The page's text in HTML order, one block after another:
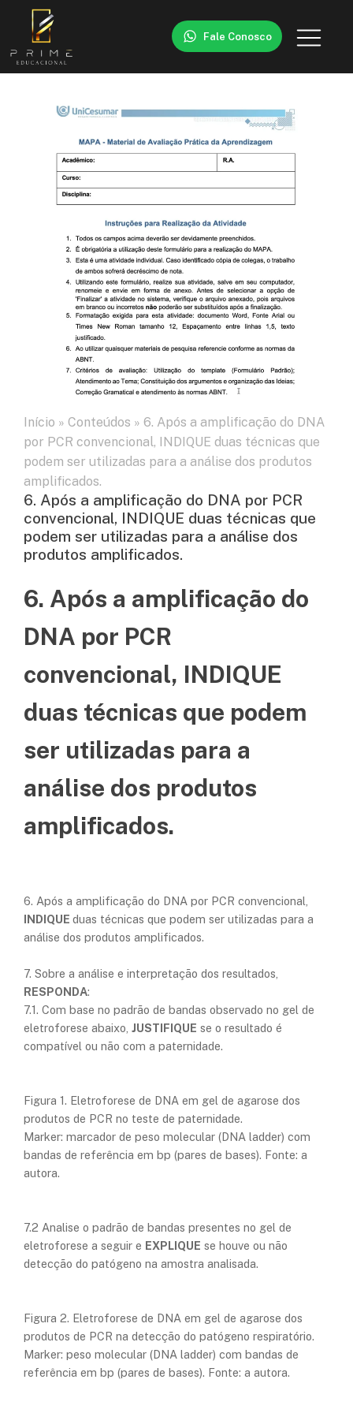
Fale Conosco
Início » Conteúdos » 6. Após a amplificação do DNA
por PCR convencional, INDIQUE duas técnicas que
podem ser utilizadas para a análise dos produtos
amplificados.
6. Após a amplificação do DNA por PCR
convencional, INDIQUE duas técnicas que
podem ser utilizadas para a análise dos
produtos amplificados.
6. Após a amplificação do
DNA por PCR
convencional, INDIQUE
duas técnicas que podem
ser utilizadas para a
análise dos produtos
amplificados.
6. Após a amplificação do DNA por PCR convencional,
INDIQUE duas técnicas que podem ser utilizadas para a
análise dos produtos amplificados.
7. Sobre a análise e interpretação dos resultados,
RESPONDA:
7.1. Com base no padrão de bandas observado no gel de
eletroforese abaixo, JUSTIFIQUE se o resultado é
compatível ou não com a paternidade.
​Figura 1. Eletroforese de DNA em gel de agarose dos
produtos de PCR no teste de paternidade.
Marker: marcador de peso molecular (DNA ladder) com
bandas de referência em bp (pares de bases). Fonte: a
autora.
7.2 Analise o padrão de bandas presentes no gel de
eletroforese a seguir e EXPLIQUE se houve ou não
detecção do patógeno na amostra analisada.
​Figura 2. Eletroforese de DNA em gel de agarose dos
produtos de PCR na detecção do patógeno respiratório.
Marker: peso molecular (DNA ladder) com bandas de
referência em bp (pares de bases). Fonte: a autora.